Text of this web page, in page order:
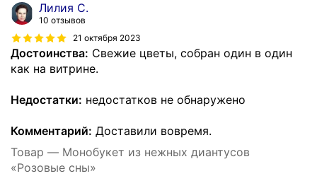
Лилия С.
10 отзывов
21 октября 2023
Достоинства: Свежие цветы, собран один в один
как на витрине.
Недостатки: недостатков не обнаружено
Комментарий: Доставили вовремя.
Товар — Монобукет из нежных диантусов
«Розовые сны»